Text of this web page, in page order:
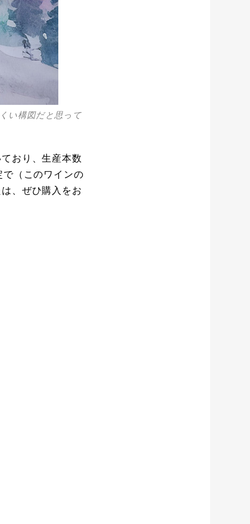
い構図だと思って
おり、生産本数
（このワインの
、ぜひ購入をお